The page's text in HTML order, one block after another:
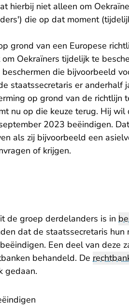
hierbij niet alleen om
die op dat moment
grond van een Europese
Oekraïners tijdelijk te
die bijvoorbeeld
staatssecretaris er anderhalf
op grond van de richtlijn
nu op die keuze terug. Hij
2023 beëindigen.
als zij bijvoorbeeld een
of krijgen.
de groep derdelanders is in
dat de staatssecretaris
Een deel van deze
behandeld. De
gedaan.